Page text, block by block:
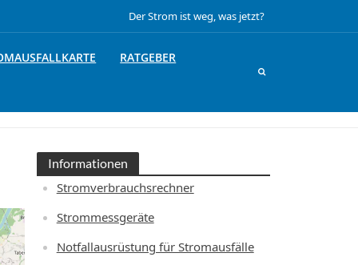
Der Strom ist weg, was jetzt?
RATGEBER
Informationen
Stromverbrauchsrechner
Strommessgeräte
Notfallausrüstung für Stromausfälle